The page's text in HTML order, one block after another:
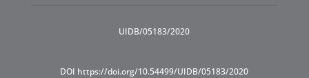
UIDB/05183/2020
DOI https://doi.org/10.54499/UIDB/05183/2020